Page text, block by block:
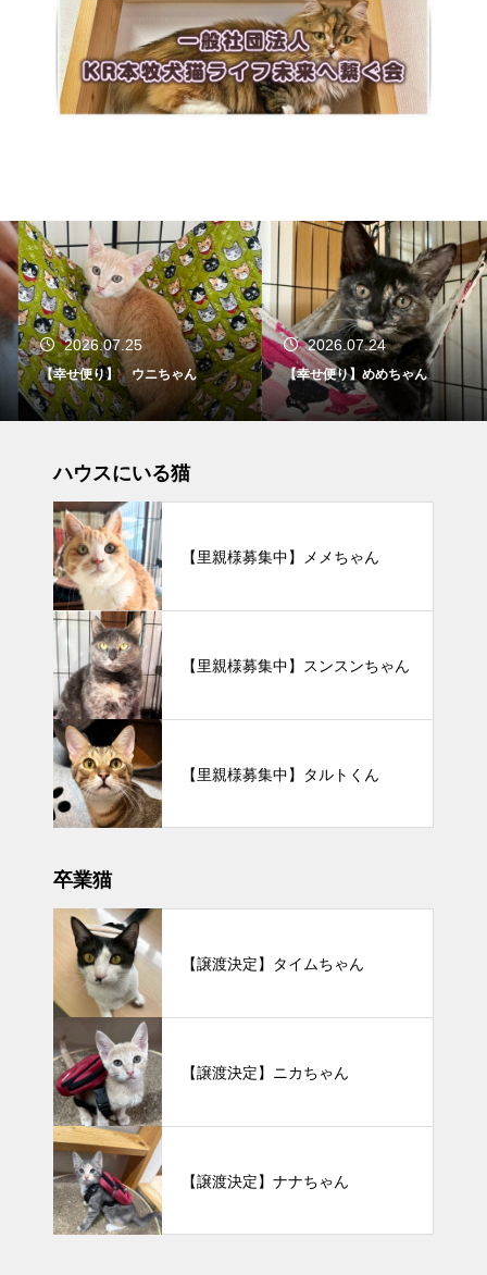
2026.07.25
【幸せ便り】 ウニちゃん
2026.07.24
【幸せ便り】めめちゃん
ハウスにいる猫
【里親様募集中】メメちゃん
【里親様募集中】スンスンちゃん
【里親様募集中】タルトくん
卒業猫
【譲渡決定】タイムちゃん
【譲渡決定】ニカちゃん
【譲渡決定】ナナちゃん